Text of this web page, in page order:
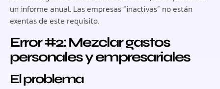
un informe anual. Las empresas “inactivas” no están
exentas de este requisito.
Error #2: Mezclar gastos
personales y empresariales
El problema